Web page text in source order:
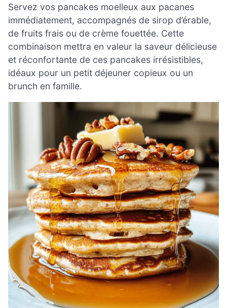
Servez vos pancakes moelleux aux pacanes
immédiatement, accompagnés de sirop d’érable,
de fruits frais ou de crème fouettée. Cette
combinaison mettra en valeur la saveur délicieuse
et réconfortante de ces pancakes irrésistibles,
idéaux pour un petit déjeuner copieux ou un
brunch en famille.